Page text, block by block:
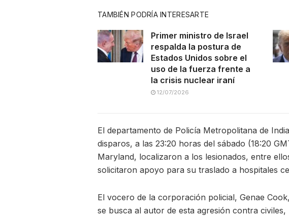
TAMBIÉN PODRÍA INTERESARTE
Primer ministro de Israel
respalda la postura de
Estados Unidos sobre el
uso de la fuerza frente a
la crisis nuclear iraní
12/07/2026
El departamento de Policía Metropolitana de
disparos, a las 23:20 horas del sábado (18:20
Maryland, localizaron a los lesionados, entre
solicitaron apoyo para su traslado a hospitales
El vocero de la corporación policial, Genae
se busca al autor de esta agresión contra